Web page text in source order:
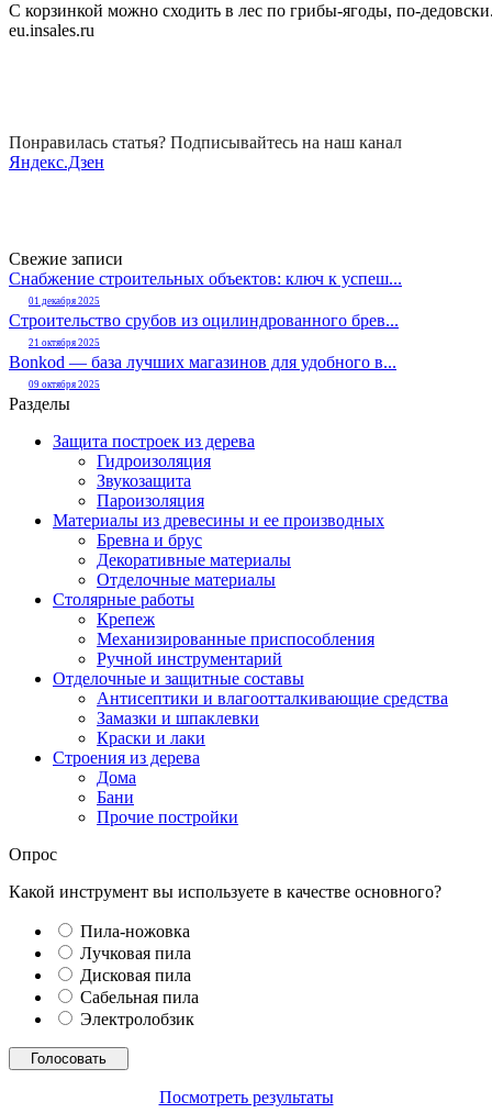
С корзинкой можно сходить в лес по грибы-ягоды, по-
eu.insales.ru
Понравилась статья? Подписывайтесь на наш канал
Яндекс.Дзен
Свежие записи
Снабжение строительных объектов: ключ к успеш...
01 декабря 2025
Строительство срубов из оцилиндрованного брев...
21 октября 2025
Bonkod — база лучших магазинов для удобного в...
09 октября 2025
Разделы
Защита построек из дерева
Гидроизоляция
Звукозащита
Пароизоляция
Материалы из древесины и ее производных
Бревна и брус
Декоративные материалы
Отделочные материалы
Столярные работы
Крепеж
Механизированные приспособления
Ручной инструментарий
Отделочные и защитные составы
Антисептики и влагоотталкивающие средства
Замазки и шпаклевки
Краски и лаки
Строения из дерева
Дома
Бани
Прочие постройки
Опрос
Какой инструмент вы используете в качестве основного?
Пила-ножовка
Лучковая пила
Дисковая пила
Сабельная пила
Электролобзик
Посмотреть результаты